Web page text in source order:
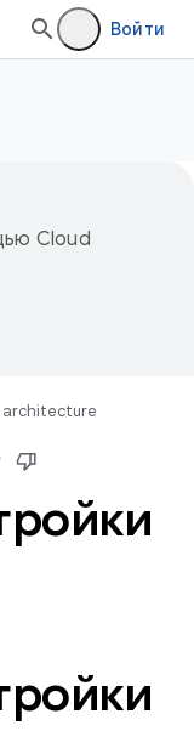
Войти
Cloud
architecture